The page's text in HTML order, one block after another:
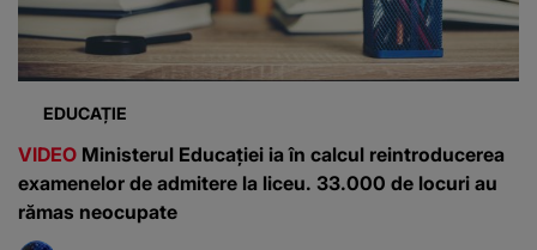
EDUCAȚIE
VIDEO Ministerul Educației ia în calcul reintroducerea
examenelor de admitere la liceu. 33.000 de locuri au
rămas neocupate